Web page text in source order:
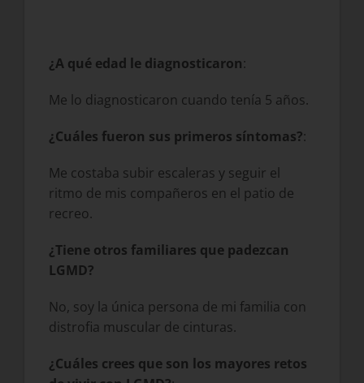
¿A qué edad le diagnosticaron:
Me lo diagnosticaron cuando tenía 5 años.
¿Cuáles fueron sus primeros síntomas?:
Me costaba subir escaleras y seguir el
ritmo de mis compañeros en el patio de
recreo.
¿Tiene otros familiares que padezcan
LGMD?
No, soy la única persona de mi familia con
distrofia muscular de cinturas.
¿Cuáles crees que son los mayores retos